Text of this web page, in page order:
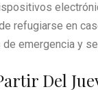
refugiarse en
emergencia y
Del